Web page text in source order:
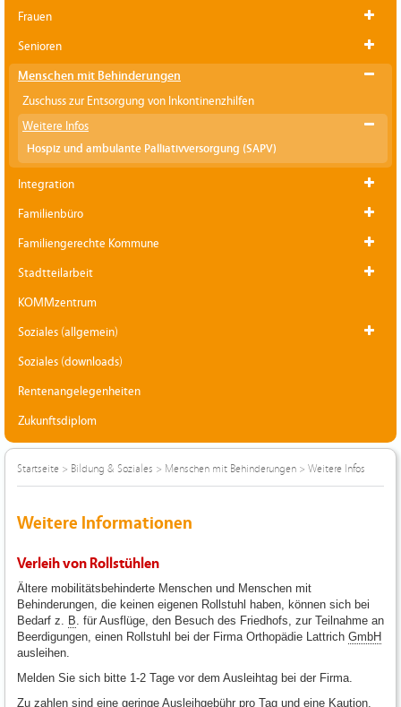
Frauen
Senioren
Menschen mit Behinderungen
Zuschuss zur Entsorgung von Inkontinenzhilfen
Weitere Infos
Hospiz und ambulante Palliativversorgung (SAPV)
Integration
Familienbüro
Familiengerechte Kommune
Stadtteilarbeit
KOMMzentrum
Soziales (allgemein)
Soziales (downloads)
Rentenangelegenheiten
Zukunftsdiplom
Startseite > Bildung & Soziales > Menschen mit Behinderungen > Weitere Infos
Weitere Informationen
Verleih von Rollstühlen
Ältere mobilitätsbehinderte Menschen und Menschen mit
Behinderungen, die keinen eigenen Rollstuhl haben, können sich bei
Bedarf z. B . für Ausflüge, den Besuch des Friedhofs, zur Teilnahme an
Beerdigungen, einen Rollstuhl bei der Firma Orthopädie Lattrich GmbH
ausleihen.
Melden Sie sich bitte 1-2 Tage vor dem Ausleihtag bei der Firma.
Zu zahlen sind eine geringe Ausleihgebühr pro Tag und eine Kaution.